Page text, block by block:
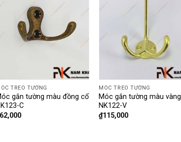
TREO TƯỜNG
gắn tường màu đồng cổ
C
62,000
MÓC TREO TƯỜNG
Móc gắn tường màu vàng
NK122-V
₫115,000